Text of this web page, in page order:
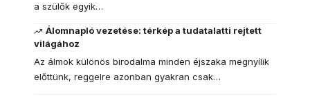
a szülők egyik…
Álomnapló vezetése: térkép a tudatalatti rejtett
világához
Az álmok különös birodalma minden éjszaka megnyílik
előttünk, reggelre azonban gyakran csak…